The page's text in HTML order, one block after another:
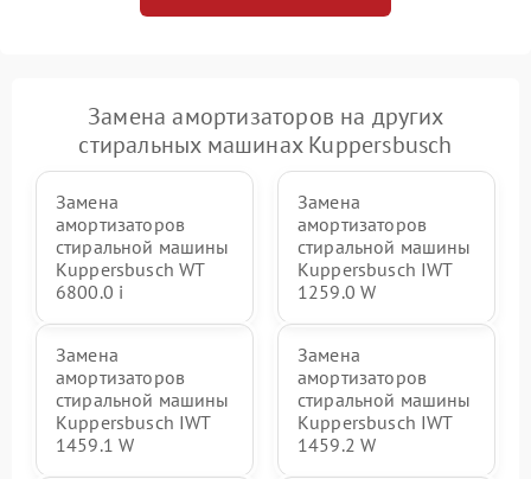
Замена амортизаторов на других
стиральных машинах Kuppersbusch
Замена
амортизаторов
стиральной машины
Kuppersbusch WT
6800.0 i
Замена
амортизаторов
стиральной машины
Kuppersbusch IWT
1259.0 W
Замена
амортизаторов
стиральной машины
Kuppersbusch IWT
1459.1 W
Замена
амортизаторов
стиральной машины
Kuppersbusch IWT
1459.2 W